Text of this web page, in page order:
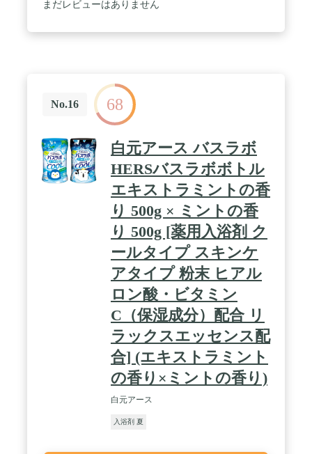
まだレビューはありません
No.16 68
白元アース バスラボ
HERSバスラボボトル
エキストラミントの香
り 500g × ミントの香
り 500g [薬用入浴剤 ク
ールタイプ スキンケ
アタイプ 粉末 ヒアル
ロン酸・ビタミン
C（保湿成分）配合 リ
ラックスエッセンス配
合] (エキストラミント
の香り×ミントの香り)
白元アース
入浴剤 夏